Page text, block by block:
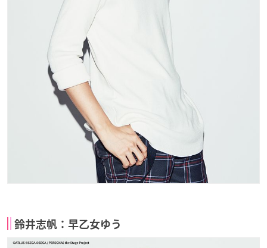
鈴井志帆：早乙女ゆう